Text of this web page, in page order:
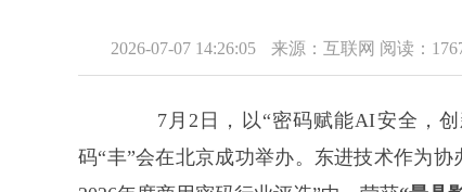
2026-07-07 14:26:05 来源：互联网 阅读：
7月2日，以“密码赋能AI安全，创
码“丰”会在北京成功举办。东进技术作为